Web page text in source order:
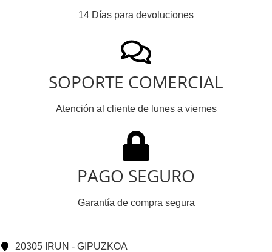
14 Días para devoluciones
SOPORTE COMERCIAL
Atención al cliente de lunes a viernes
PAGO SEGURO
Garantía de compra segura
20305 IRUN - GIPUZKOA